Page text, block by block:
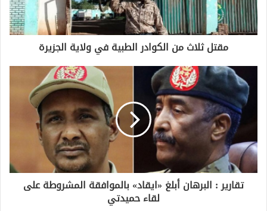
مقتل ثلاث من الكوادر الطبية في ولاية الجزيرة
تقارير : البرهان أبلغ «ايقاد» بالموافقة المشروطة على
لقاء حميدتي